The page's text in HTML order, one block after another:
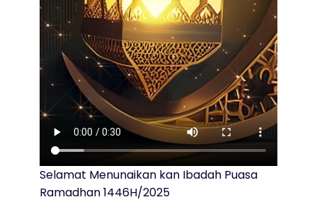
Selamat Menunaikan kan Ibadah Puasa
Ramadhan 1446H/2025